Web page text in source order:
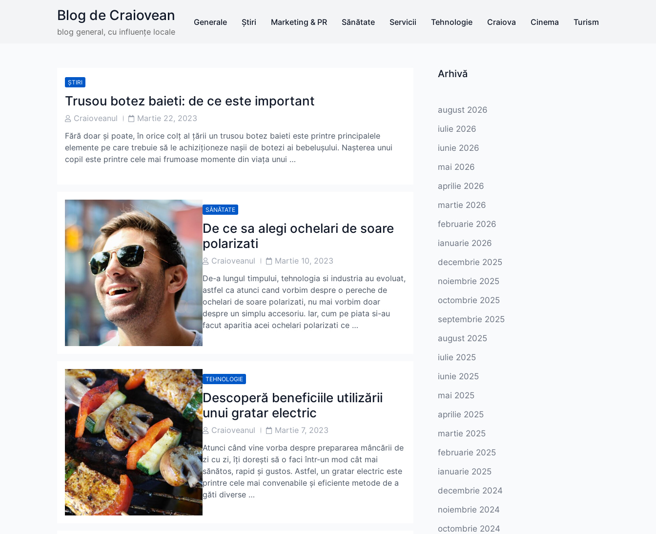
Blog de Craiovean
blog general, cu influențe locale
Generale Știri Marketing & PR Sănătate Servicii Tehnologie Craiova Cinema Turism
ȘTIRI
Trusou botez baieti: de ce este important
PostCraioveanul
PostMartie 22, 2023
Fără doar și poate, în orice colț al țării un trusou botez baieti este printre principalele
elemente pe care trebuie să le achiziționeze nașii de botezi ai bebelușului. Nașterea unui
copil este printre cele mai frumoase momente din viața unui …
SĂNĂTATE
De ce sa alegi ochelari de soare
polarizati
PostCraioveanul
PostMartie 10, 2023
De-a lungul timpului, tehnologia si industria au evoluat,
astfel ca atunci cand vorbim despre o pereche de
ochelari de soare polarizati, nu mai vorbim doar
despre un simplu accesoriu. Iar, cum pe piata si-au
facut aparitia acei ochelari polarizati ce …
TEHNOLOGIE
Descoperă beneficiile utilizării
unui gratar electric
PostCraioveanul
PostMartie 7, 2023
Atunci când vine vorba despre prepararea mâncării de
zi cu zi, îți dorești să o faci într-un mod cât mai
sănătos, rapid și gustos. Astfel, un gratar electric este
printre cele mai convenabile și eficiente metode de a
găti diverse …
Arhivă
august 2026
iulie 2026
iunie 2026
mai 2026
aprilie 2026
martie 2026
februarie 2026
ianuarie 2026
decembrie 2025
noiembrie 2025
octombrie 2025
septembrie 2025
august 2025
iulie 2025
iunie 2025
mai 2025
aprilie 2025
martie 2025
februarie 2025
ianuarie 2025
decembrie 2024
noiembrie 2024
octombrie 2024